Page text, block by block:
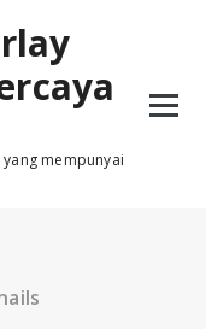
mempunyai